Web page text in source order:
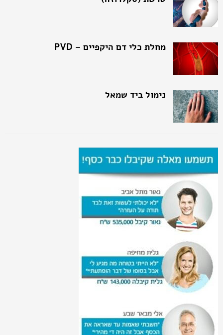
מחלת כלי דם היקפיים – PVD
קריאטינין
זכויות תלסמיה מינור